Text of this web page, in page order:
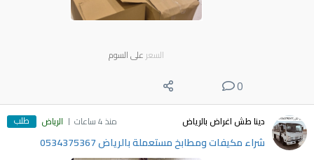
السعر على السوم
0
دينا طش اغراض بالرياض منذ 4 ساعات الرياض طلب
شراء مكيفات ومطابخ مستعملة بالرياض 0534375367